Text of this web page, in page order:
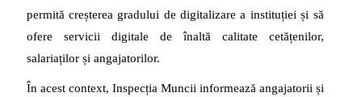
permită creșterea gradului de digitalizare a instituției și să
ofere servicii digitale de înaltă calitate cetățenilor,
salariaților și angajatorilor.
În acest context, Inspecția Muncii informează angajatorii și